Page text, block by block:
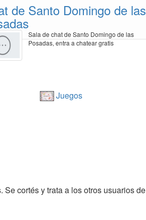
de Santo Domingo de las
Sala de chat de Santo Domingo de las
Posadas, entra a chatear gratis
Juegos
cortés y trata a los otros usuarios de